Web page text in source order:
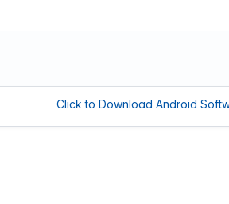
Click to Download Android Software (V+4)